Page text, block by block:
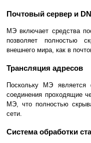
Почтовый сервер и
МЭ включает средства
позволяет полностью
внешнего мира, как в
Трансляция адресов
Поскольку МЭ является
соединения проходящие
МЭ, что полностью
сети.
Система обработки